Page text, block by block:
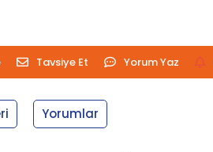
Tavsiye Et Yorum Yaz
Yorumlar